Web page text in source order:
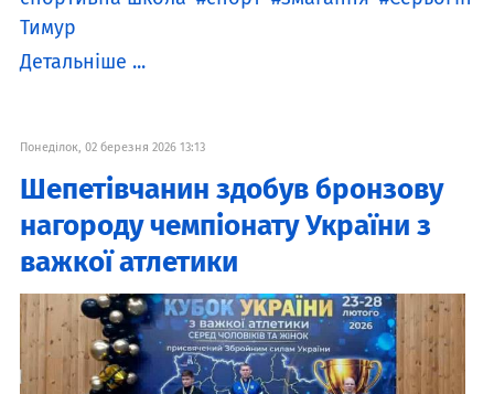
Тимур
Детальніше ...
Понеділок, 02 березня 2026 13:13
Шепетівчанин здобув бронзову
нагороду чемпіонату України з
важкої атлетики